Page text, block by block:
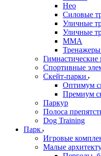
Нео
Силовые
Уличные
Уличные
ММА
Спортивные
Скейт-парки
Оптимум
Премиум
Паркур
Полоса
Dog Training
Парк
Игровые
Малые